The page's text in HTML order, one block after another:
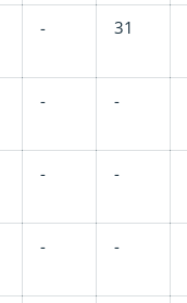
- 31
- -
- -
- -